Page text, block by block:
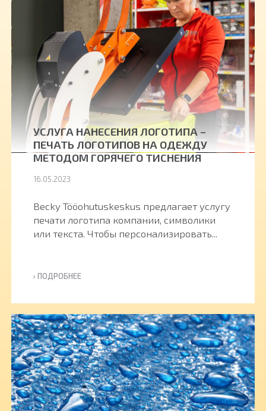
УСЛУГА НАНЕСЕНИЯ ЛОГОТИПА –
ПЕЧАТЬ ЛОГОТИПОВ НА ОДЕЖДУ
МЕТОДОМ ГОРЯЧЕГО ТИСНЕНИЯ
16.05.2023
Becky Tööohutuskeskus предлагает услугу
печати логотипа компании, символики
или текста. Чтобы персонализировать...
› ПОДРОБНЕЕ